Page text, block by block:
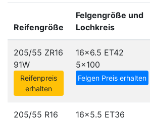
Reifengröße
Felgengröße und
Lochkreis
205/55 ZR16
91W
Reifenpreis
erhalten
16x6.5 ET42
5x100
Felgen Preis erhalten
205/55 R16
16x5.5 ET36